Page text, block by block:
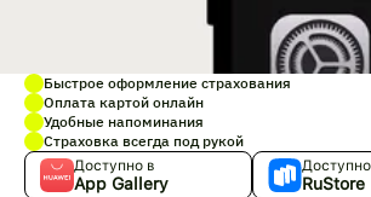
Быстрое оформление страхования
Оплата картой онлайн
Удобные напоминания
Страховка всегда под рукой
Доступно в
App Gallery RuStore